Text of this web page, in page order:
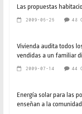
Las propuestas
2009-06-26 48
Vivienda audita todos
vendidas a un familiar
2009-07-14 44
Energía solar para las
enseñan a la